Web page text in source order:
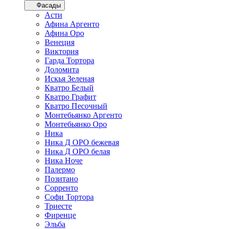
Фасады
Асти
Афина Аргенто
Афина Оро
Венеция
Виктория
Гарда Тортора
Доломита
Искья Зеленая
Кватро Белый
Кватро Графит
Кватро Песочный
Монтебьянко Аргенто
Монтебьянко Оро
Ника
Ника Д ОРО бежевая
Ника Д ОРО белая
Ника Ноче
Палермо
Позитано
Сорренто
Софи Тортора
Триесте
Фиренце
Эльба